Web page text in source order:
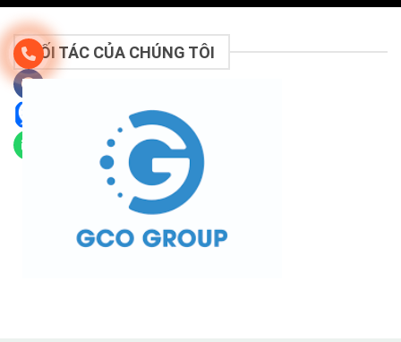
ĐỐI TÁC CỦA CHÚNG TÔI